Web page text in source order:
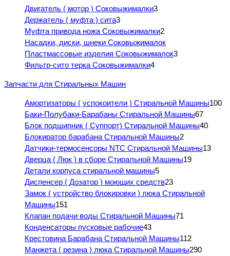
Двигатель ( мотор ) Соковыжималки3
Держатель ( муфта ) сита3
Муфта привода ножа Соковыжималки2
Насадки, диски, шнеки Соковыжималок
Пластмассовые изделия Соковыжималок3
Фильтр-сито терка Соковыжималки4
Запчасти для Стиральных Машин
Амортизаторы ( успокоители ) Стиральной Машины100
Баки-Полубаки-Барабаны Стиральной Машины67
Блок подшипник ( Суппорт) Стиральной Машины40
Блокиратор барабана Стиральной Машины2
Датчики-термосенсоры NTC Стиральной Машины13
Дверца ( Люк ) в сборе Стиральной Машины19
Детали корпуса стиральной машины5
Диспенсер ( Дозатор ) моющих средств23
Замок ( устройство блокировки ) люка Стиральной
Машины151
Клапан подачи воды Стиральной Машины71
Конденсаторы пусковые рабочие43
Крестовина Барабана Стиральной Машины112
Манжета ( резина ) люка Стиральной Машины290